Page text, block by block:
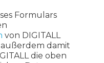
Formulars
von DIGITALL
damit
die oben